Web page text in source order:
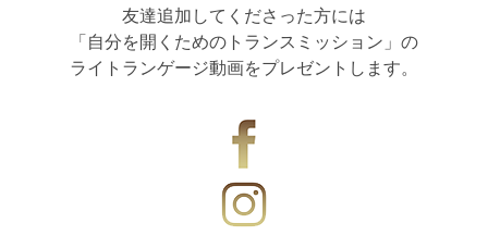
友達追加してくださった方には
「自分を開くためのトランスミッション」の
ライトランゲージ動画をプレゼントします。